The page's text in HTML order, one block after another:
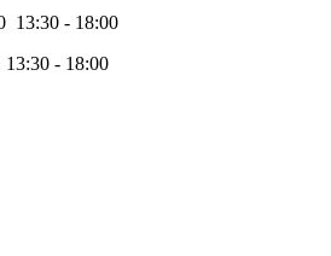
13:30 - 18:00
- 18:00